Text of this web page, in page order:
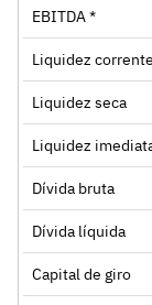
EBITDA *
Liquidez corrente
Liquidez seca
Liquidez
Dívida bruta
Dívida líquida
Capital de giro